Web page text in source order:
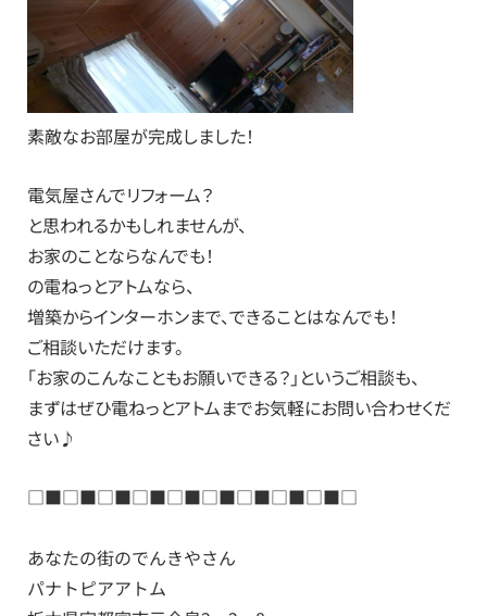
素敵なお部屋が完成しました！
電気屋さんでリフォーム？
と思われるかもしれませんが、
お家のことならなんでも！
の電ねっとアトムなら、
増築からインターホンまで、できることはなんでも！
ご相談いただけます。
「お家のこんなこともお願いできる？」というご相談も、
まずはぜひ電ねっとアトムまでお気軽にお問い合わせくだ
さい♪
□■□■□■□■□■□■□■□■□■□
あなたの街のでんきやさん
パナトピアアトム